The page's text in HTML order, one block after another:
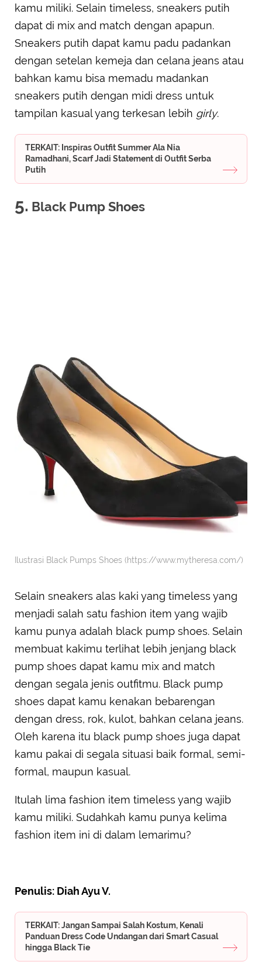
kamu miliki. Selain timeless, sneakers putih
dapat di mix and match dengan apapun.
Sneakers putih dapat kamu padu padankan
dengan setelan kemeja dan celana jeans atau
bahkan kamu bisa memadu madankan
sneakers putih dengan midi dress untuk
tampilan kasual yang terkesan lebih girly.
TERKAIT: Inspiras Outfit Summer Ala Nia
Ramadhani, Scarf Jadi Statement di Outfit Serba
Putih
5. Black Pump Shoes
Ilustrasi Black Pumps Shoes (https://www.mytheresa.com/)
Selain sneakers alas kaki yang timeless yang
menjadi salah satu fashion item yang wajib
kamu punya adalah black pump shoes. Selain
membuat kakimu terlihat lebih jenjang black
pump shoes dapat kamu mix and match
dengan segala jenis outfitmu. Black pump
shoes dapat kamu kenakan bebarengan
dengan dress, rok, kulot, bahkan celana jeans.
Oleh karena itu black pump shoes juga dapat
kamu pakai di segala situasi baik formal, semi-
formal, maupun kasual.
Itulah lima fashion item timeless yang wajib
kamu miliki. Sudahkah kamu punya kelima
fashion item ini di dalam lemarimu?
Penulis: Diah Ayu V.
TERKAIT: Jangan Sampai Salah Kostum, Kenali
Panduan Dress Code Undangan dari Smart Casual
hingga Black Tie